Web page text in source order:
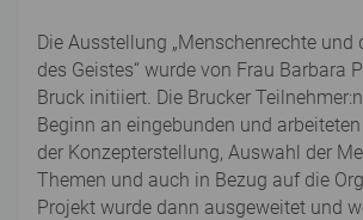
Die Ausstellung „Menschenrechte
des Geistes“ wurde von Frau Barbara
Bruck initiiert. Die Brucker
Beginn an eingebunden und
der Konzepterstellung, Auswahl der
Themen und auch in Bezug auf die
Projekt wurde dann ausgeweitet und